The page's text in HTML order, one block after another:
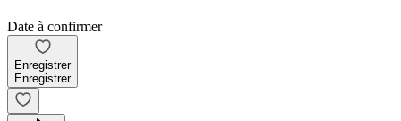
Date à confirmer
Enregistrer
Enregistrer